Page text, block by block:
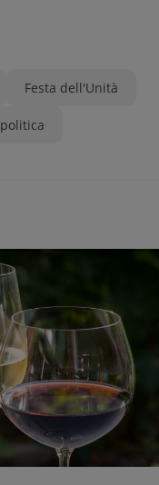
Festa dell'Unità
politica